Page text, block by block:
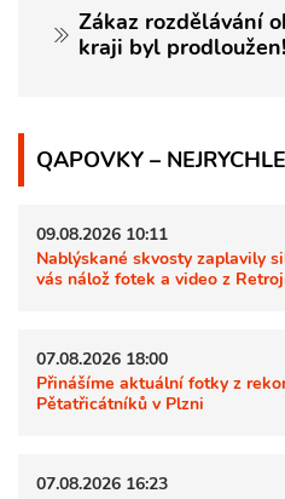
Zákaz rozdělávání
kraji byl
QAPOVKY –
09.08.2026 10:11
Nablýskané skvosty zaplavily
vás nálož fotek a video z
07.08.2026 18:00
Přinášíme aktuální fotky z
Pětatřicátníků v Plzni
07.08.2026 16:23